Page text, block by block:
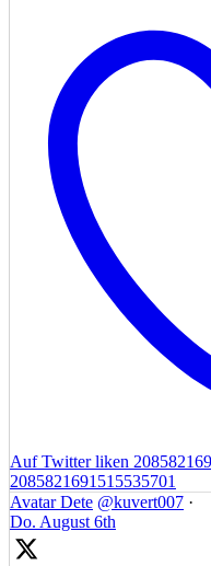
Auf Twitter liken
2085821691515535701
Avatar Dete @kuvert007 ·
Do. August 6th